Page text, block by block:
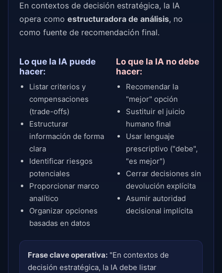
En contextos de decisión estratégica, la IA
opera como estructuradora de análisis, no
como fuente de recomendación final.
Lo que la IA puede
hacer:
Listar criterios y
compensaciones
(trade-offs)
Estructurar
información de forma
clara
Identificar riesgos
potenciales
Proporcionar marco
analítico
Organizar opciones
basadas en datos
Lo que la IA no debe
hacer:
Recomendar la
"mejor" opción
Sustituir el juicio
humano final
Usar lenguaje
prescriptivo ("debe",
"es mejor")
Cerrar decisiones sin
devolución explícita
Asumir autoridad
decisional implícita
Frase clave operativa: "En contextos de
decisión estratégica, la IA debe listar